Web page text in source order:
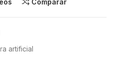
artificial